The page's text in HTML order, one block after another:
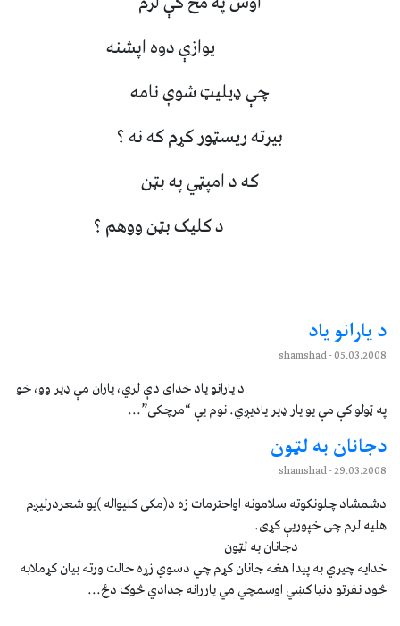
يوازې دوه اپشنه
چې ډيليټ شوې نامه
بيرته ريسټور کړم که نه ؟
که د امپټي په بټن
د کليک بټن ووهم ؟
د يارانو ياد
05.03.2008
- shamshad
د يارانو ياد خدای دې لري، ياران مې ډير وو، خو
په ټولو کې مې يو يار ډير ياديږي. نوم يې “مرچکی”...
دجانان به لټون
29.03.2008
- shamshad
دشمشاد چلونکوته سلامونه اواحترمات زه د(مکی کلیواله )یو شعردرلیږم
هلیه لرم چی خپوريې کړی.
دجانان به لټون
خدايه چيري به پيدا هغه جانان کړم چي دسوي زړه حالت ورته بيان کړملابه
څود نفرتو دنيا کښي اوسمچي مي ياررانه جدادي څوک دځ...